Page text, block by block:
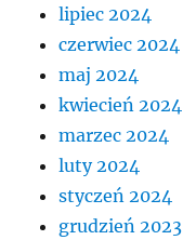
lipiec 2024
czerwiec 2024
maj 2024
kwiecień 2024
marzec 2024
luty 2024
styczeń 2024
grudzień 2023